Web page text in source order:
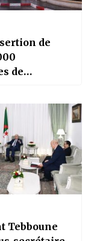
de
de
du travail
Tebboune